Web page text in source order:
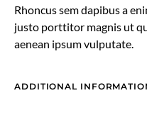
Rhoncus sem dapibus a
justo porttitor magnis ut
aenean ipsum vulputate.
ADDITIONAL